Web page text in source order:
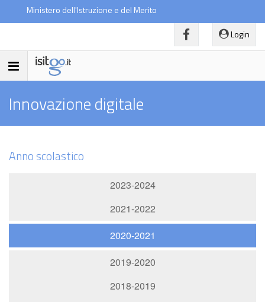
Ministero dell'Istruzione e del Merito
Login
Toggle
Innovazione digitale
Anno scolastico
2023-2024
2021-2022
2020-2021
2019-2020
2018-2019